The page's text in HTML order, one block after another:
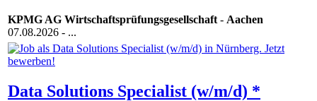
KPMG AG Wirtschaftsprüfungsgesellschaft- Aachen
07.08.2026 - ...
Data Solutions Specialist (w/m/d) *